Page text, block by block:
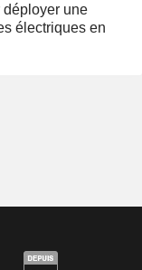
une
électriques en